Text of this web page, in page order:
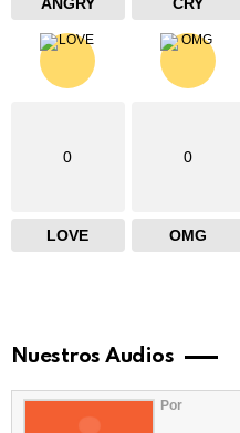
0
LOVE
0
OMG
Nuestros Audios